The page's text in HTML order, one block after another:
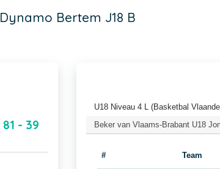
Dynamo Bertem J18 B
81 - 39
U18 Niveau 4 L (Basketbal
Beker van Vlaams-Brabant U18
# Team